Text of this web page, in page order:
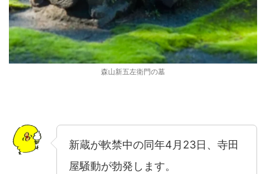
森山新五左衛門の墓
新蔵が軟禁中の同年4月23日、寺田
屋騒動が勃発します。